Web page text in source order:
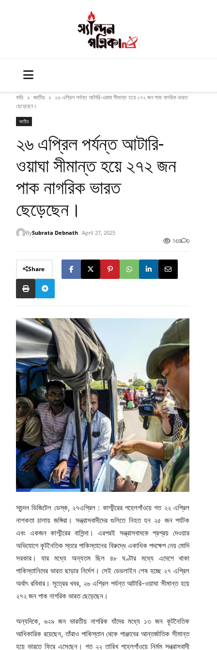
বাড়ি জাতীয়
২৬ এপ্রিল পর্যন্ত আটারি-ওয়াঘা সীমান্ত হয়ে ২৭২ জন পাক নাগরিক ভারত
ছেড়েছেন।
জাতীয়
২৬ এপ্রিল পর্যন্ত আটারি-
ওয়াঘা সীমান্ত হয়ে ২৭২ জন
পাক নাগরিক ভারত
ছেড়েছেন।
BySubrata Debnath April 27, 2025
169
0
Share
স্যন্দন ডিজিটেল ডেস্ক, ২৭এপ্রিল : কাশ্মীরের পহেলগাঁওয়ে গত ২২ এপ্রিল
নাশকতা চালায় জঙ্গিরা। সন্ত্রাসবাদীদের গুলিতে নিহত হন ২৫ জন পর্যটক
এবং একজন কাশ্মীরের বাসিন্দা। এরপরই সন্ত্রাসবাদকে প্রশ্রয় দেওয়ার
অভিযোগে কূটনৈতিক স্তরে পাকিস্তানের বিরুদ্ধে একাধিক পদক্ষেপ নেয় মোদি
সরকার। যার মধ্যে অন্যতম ছিল ৪৮ ঘণ্টার মধ্যে এদেশে থাকা
পাকিস্তানিদের ভারত ছাড়ার নির্দেশ। সেই ডেডলাইন শেষ হচ্ছে ২৭ এপ্রিল
অর্থাৎ রবিবার। সূত্রের খবর, ২৬ এপ্রিল পর্যন্ত আটারি-ওয়াঘা সীমান্ত হয়ে
২৭২ জন পাক নাগরিক ভারত ছেড়েছেন।
অন্যদিকে, ৬২৯ জন ভারতীয় নাগরিক যাঁদের মধ্যে ১৩ জন কূটনৈতিক
আধিকারিক রয়েছেন, তাঁরাও পাকিস্তান থেকে পাঞ্জাবের আন্তর্জাতিক সীমান্ত
হয়ে ভারতে ফিরে এসেছেন। গত ২২ তারিখ পহেলগাঁওয়ে নির্মম সন্ত্রাসবাদী